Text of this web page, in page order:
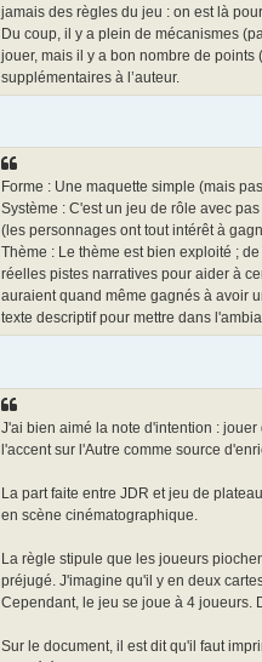
jamais des règles du jeu : on est là
Du coup, il y a plein de mécanismes
jouer, mais il y a bon nombre de
supplémentaires à l’auteur.
Forme : Une maquette simple (mais
Système : C'est un jeu de rôle avec
(les personnages ont tout intérêt à
Thème : Le thème est bien exploité ;
réelles pistes narratives pour aider à
auraient quand même gagnés à avoir
texte descriptif pour mettre dans
J'ai bien aimé la note d'intention :
l'accent sur l'Autre comme source
La part faite entre JDR et jeu de
en scène cinématographique.
La règle stipule que les joueurs
préjugé. J'imagine qu'il y en deux
Cependant, le jeu se joue à 4 joueurs.
Sur le document, il est dit qu'il faut